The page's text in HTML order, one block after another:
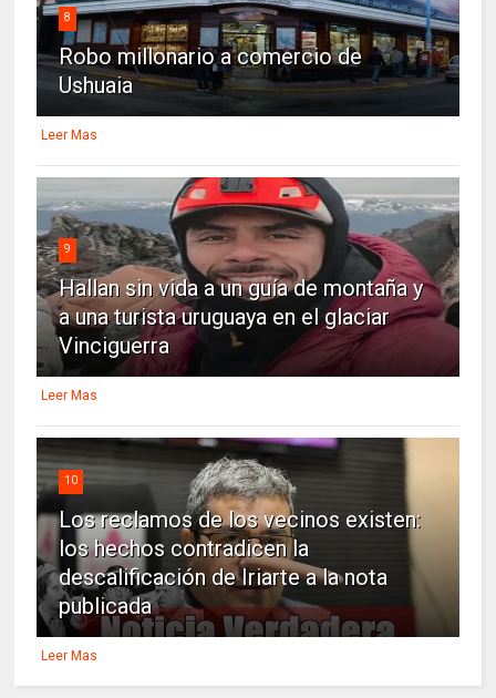
8
Robo millonario a comercio de
Ushuaia
Leer Mas
9
Hallan sin vida a un guía de montaña y
a una turista uruguaya en el glaciar
Vinciguerra
Leer Mas
10
Los reclamos de los vecinos existen:
los hechos contradicen la
descalificación de Iriarte a la nota
publicada
Leer Mas